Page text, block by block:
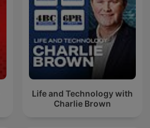
Life and Technology with
Charlie Brown